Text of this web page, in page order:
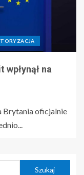
na
Brytania oficjalnie